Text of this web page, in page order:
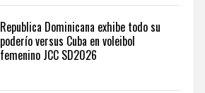
Republica Dominicana exhibe todo su
poderío versus Cuba en voleibol
femenino JCC SD2026